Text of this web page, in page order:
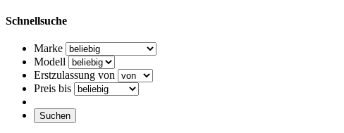
Schnellsuche
Marke
Modell
Erstzulassung von
Preis bis
Suchen